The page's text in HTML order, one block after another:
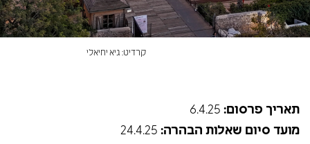
קרדיט: גיא יחיאלי
תאריך פרסום:
מועד סיום שאלות הבהרה: